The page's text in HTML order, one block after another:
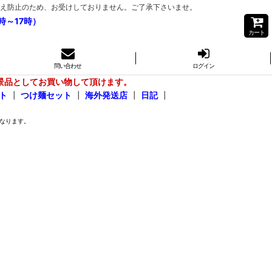
止のため、お受けしておりません。ご了承下さいませ。
～17時）
カート
問い合わせ ログイン
としてお買い物して頂けます。
つけ麺セット 海外発送店 日記┃